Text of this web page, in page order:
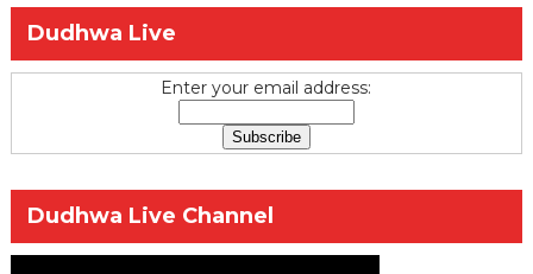
Dudhwa Live
Enter your email address:
Dudhwa Live Channel